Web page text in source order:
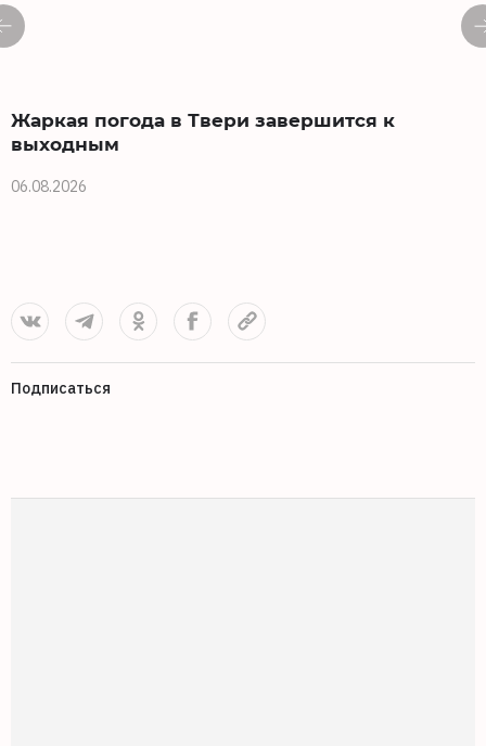
Жаркая погода в Твери завершится к
выходным
06.08.2026
Подписаться